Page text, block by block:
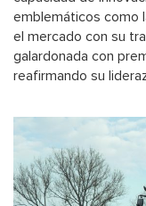
emblemáticos como
el mercado con su
galardonada con
reafirmando su